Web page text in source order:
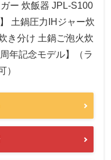
ー 炊飯器 JPL-S100
土鍋圧力IHジャー炊
き分け 土鍋ご泡火炊
年記念モデル】（ラ
）